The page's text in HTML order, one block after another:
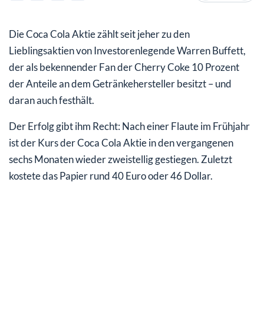
Die Coca Cola Aktie zählt seit jeher zu den
Lieblingsaktien von Investorenlegende Warren Buffett,
der als bekennender Fan der Cherry Coke 10 Prozent
der Anteile an dem Getränkehersteller besitzt – und
daran auch festhält.
Der Erfolg gibt ihm Recht: Nach einer Flaute im Frühjahr
ist der Kurs der Coca Cola Aktie in den vergangenen
sechs Monaten wieder zweistellig gestiegen. Zuletzt
kostete das Papier rund 40 Euro oder 46 Dollar.